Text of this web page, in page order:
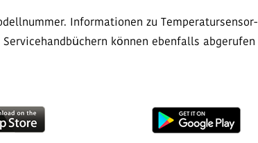
Informationen zu Temperatursensor-
können ebenfalls abgerufen